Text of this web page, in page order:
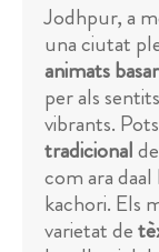
Jodhpur, a
una ciutat
animats
per als
vibrants.
tradicional
com ara
kachori. Els
varietat de